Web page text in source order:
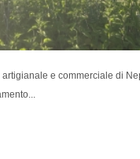
e commerciale di